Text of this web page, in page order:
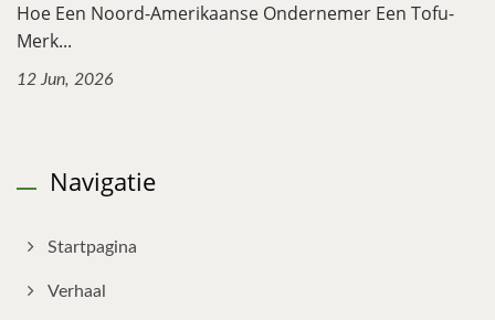
Hoe Een Noord-Amerikaanse Ondernemer Een Tofu-
Merk...
12 Jun, 2026
Navigatie
Startpagina
Verhaal